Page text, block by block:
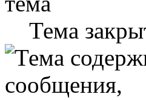
Тема